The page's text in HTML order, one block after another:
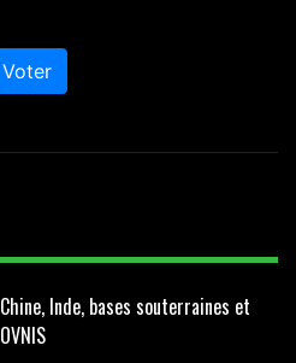
Voter
Chine, Inde, bases souterraines et
OVNIS